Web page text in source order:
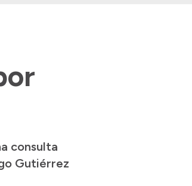
consulta
Gutiérrez